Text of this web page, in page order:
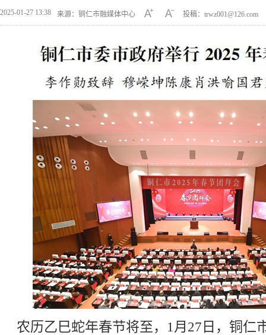
2025-01-27 13:38 来源：铜仁市融媒体中心 投稿：trwz001@126.com
农历乙巳蛇年春节将至，1月27日，铜仁